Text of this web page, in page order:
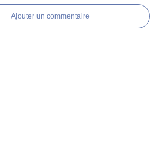
Ajouter un commentaire